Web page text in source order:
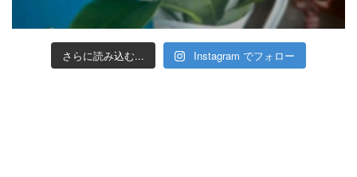
さらに読み込む... Instagram でフォロー